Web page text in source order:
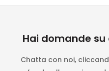
Hai domande
Chatta con noi,